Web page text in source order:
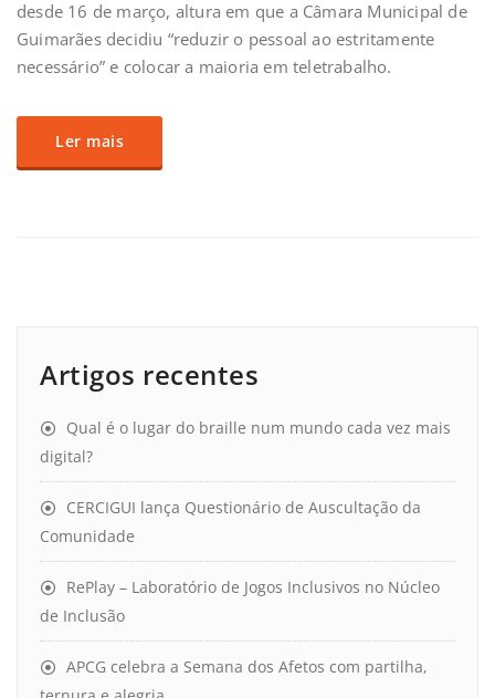
desde 16 de março, altura em que a Câmara Municipal de
Guimarães decidiu “reduzir o pessoal ao estritamente
necessário” e colocar a maioria em teletrabalho.
Ler mais
Artigos recentes
Qual é o lugar do braille num mundo cada vez mais
digital?
CERCIGUI lança Questionário de Auscultação da
Comunidade
RePlay – Laboratório de Jogos Inclusivos no Núcleo
de Inclusão
APCG celebra a Semana dos Afetos com partilha,